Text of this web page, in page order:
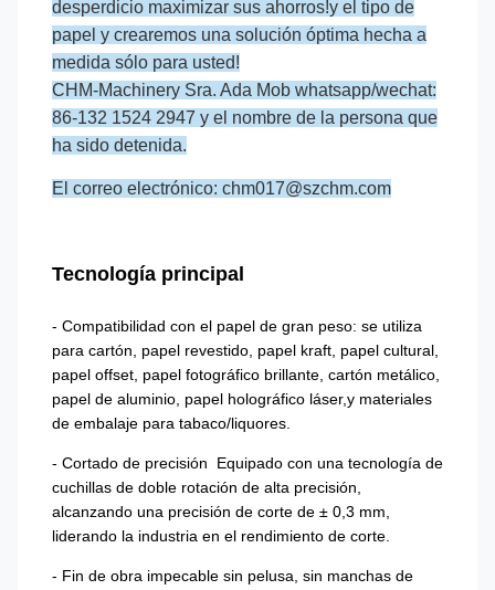
desperdicio maximizar sus ahorros!y el tipo de
papel y crearemos una solución óptima hecha a
medida sólo para usted!
CHM-Machinery Sra. Ada Mob whatsapp/wechat:
86-132 1524 2947 y el nombre de la persona que
ha sido detenida.
El correo electrónico: chm017@szchm.com
Tecnología principal
- Compatibilidad con el papel de gran peso: se utiliza
para cartón, papel revestido, papel kraft, papel cultural,
papel offset, papel fotográfico brillante, cartón metálico,
papel de aluminio, papel holográfico láser,y materiales
de embalaje para tabaco/liquores.
- Cortado de precisión ­ Equipado con una tecnología de
cuchillas de doble rotación de alta precisión,
alcanzando una precisión de corte de ± 0,3 mm,
liderando la industria en el rendimiento de corte.
- Fin de obra impecable sin pelusa, sin manchas de